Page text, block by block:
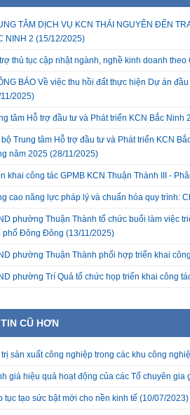
TÂM DỊCH VỤ KCN THÁI NGUYÊN ĐẾN
NINH 2 (15/12/2025)
thủ tục cập nhật ngành, nghề kinh doanh
BÁO Về việc thu hồi đất thực hiện Dự án
2025)
tâm Hỗ trợ đầu tư và Phát triển KCN Bắc
Trung tâm Hỗ trợ đầu tư và Phát triển KCN
năm 2025 (28/11/2025)
khai công tác GPMB KCN Thuận Thành III -
cao năng lực pháp lý và chuẩn hóa quy trình:
phường Thuận Thành tổ chức buổi làm việc
phố Đông Đông (13/11/2025)
phường Thuận Thành phối hợp triển khai
phường Trí Quả tổ chức họp triển khai công
CŨ HƠN
trị sản xuất công nghiệp trong các khu công
giá hiệu quả hoạt động của các Tổ chuyên gia
tục tạo sức bật mới cho nền kinh tế (10/07/2023)